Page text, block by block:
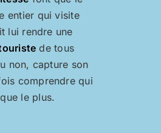
entier qui visite
lui rendre une
de tous
non, capture son
comprendre qui
le plus.